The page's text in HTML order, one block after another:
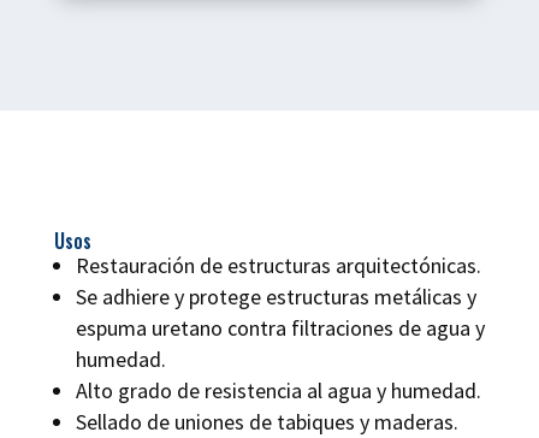
Usos
Restauración de estructuras arquitectónicas.
Se adhiere y protege estructuras metálicas y
espuma uretano contra filtraciones de agua y
humedad.
Alto grado de resistencia al agua y humedad.
Sellado de uniones de tabiques y maderas.